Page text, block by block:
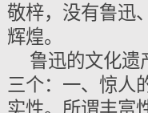
敬梓，没有鲁迅
辉煌。
鲁迅的文化遗
三个：一、惊人